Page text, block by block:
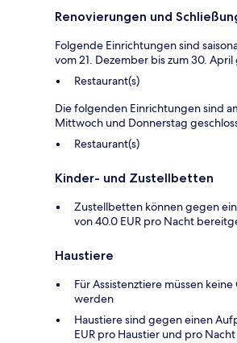
Renovierungen und
Folgende Einrichtungen sind
vom 21. Dezember bis zum 30. April
Restaurant(s)
Die folgenden Einrichtungen sind
Mittwoch und Donnerstag
Restaurant(s)
Kinder- und Zustellbetten
Zustellbetten können gegen
von 40.0 EUR pro Nacht
Haustiere
Für Assistenztiere müssen
werden
Haustiere sind gegen einen
EUR pro Haustier und pro